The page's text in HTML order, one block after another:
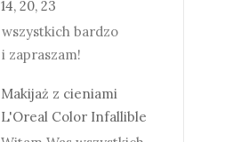
14, 20, 23
bardzo
zapraszam!
Makijaż z cieniami
L'Oreal Color Infallible